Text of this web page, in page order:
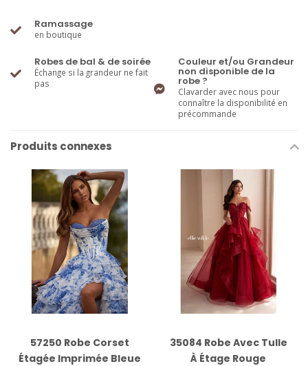
Ramassage
en boutique
Robes de bal & de soirée
Échange si la grandeur ne fait
pas
Couleur et/ou Grandeur
non disponible de la
robe ?
Clavarder avec nous pour
connaître la disponibilité en
précommande
Produits connexes
57250 Robe Corset
Étagée Imprimée Bleue
35084 Robe Avec Tulle
À Étage Rouge